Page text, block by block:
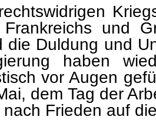
und
die Duldung und
haben
vor Augen
dem Tag der
nach Frieden auf